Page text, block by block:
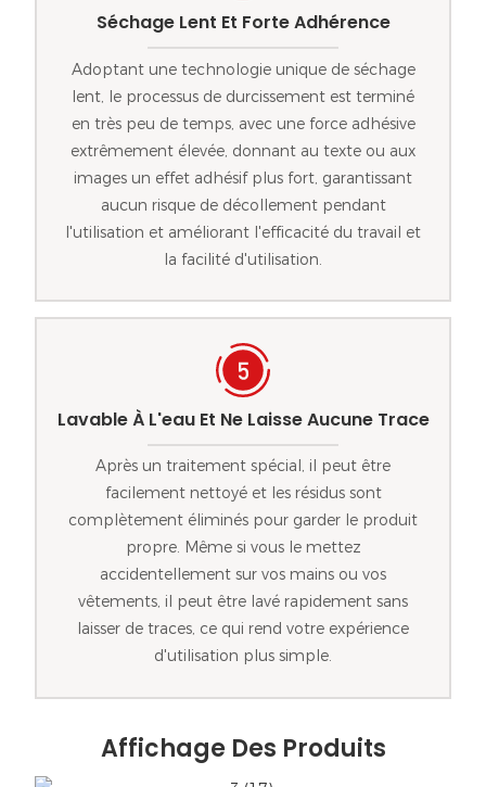
Séchage Lent Et Forte Adhérence
Adoptant une technologie unique de séchage
lent, le processus de durcissement est terminé
en très peu de temps, avec une force adhésive
extrêmement élevée, donnant au texte ou aux
images un effet adhésif plus fort, garantissant
aucun risque de décollement pendant
l'utilisation et améliorant l'efficacité du travail et
la facilité d'utilisation.
Lavable À L'eau Et Ne Laisse Aucune Trace
Après un traitement spécial, il peut être
facilement nettoyé et les résidus sont
complètement éliminés pour garder le produit
propre. Même si vous le mettez
accidentellement sur vos mains ou vos
vêtements, il peut être lavé rapidement sans
laisser de traces, ce qui rend votre expérience
d'utilisation plus simple.
Affichage Des Produits